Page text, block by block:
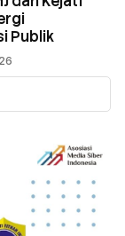
Publik